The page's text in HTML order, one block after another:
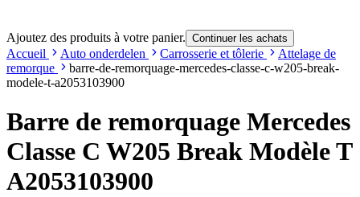
Ajoutez des produits à votre panier. Continuer les achats
Accueil Auto onderdelen Carrosserie et tôlerie
Attelage de
remorque
barre-de-remorquage-mercedes-classe-c-w205-break-
modele-t-a2053103900
Barre de remorquage Mercedes
Classe C W205 Break Modèle T
A2053103900